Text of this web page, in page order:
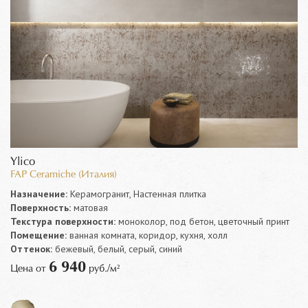
Ylico
FAP Ceramiche (Италия)
Назначение: Керамогранит, Настенная плитка
Поверхность: матовая
Текстура поверхности: моноколор, под бетон, цветочный принт
Помещение: ванная комната, коридор, кухня, холл
Оттенок: бежевый, белый, серый, синий
Цена от 6 940 руб./м²